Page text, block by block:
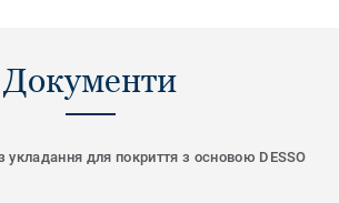
Документи
з укладання для покриття з основою DESSO